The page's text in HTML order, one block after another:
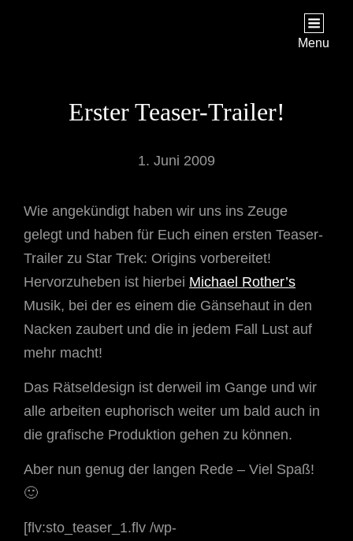
Menu
Erster Teaser-Trailer!
1. Juni 2009
Wie angekündigt haben wir uns ins Zeuge
gelegt und haben für Euch einen ersten Teaser-
Trailer zu Star Trek: Origins vorbereitet!
Hervorzuheben ist hierbei Michael Rother’s
Musik, bei der es einem die Gänsehaut in den
Nacken zaubert und die in jedem Fall Lust auf
mehr macht!
Das Rätseldesign ist derweil im Gange und wir
alle arbeiten euphorisch weiter um bald auch in
die grafische Produktion gehen zu können.
Aber nun genug der langen Rede – Viel Spaß!
🙂
[flv:sto_teaser_1.flv /wp-